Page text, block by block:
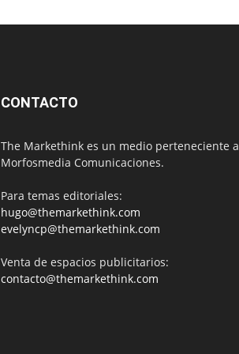
CONTACTO
The Markethink es un medio perteneciente a
Morfosmedia Comunicaciones.
Para temas editoriales:
hugo@themarkethink.com
evelyncp@themarkethink.com
Venta de espacios publicitarios:
contacto@themarkethink.com